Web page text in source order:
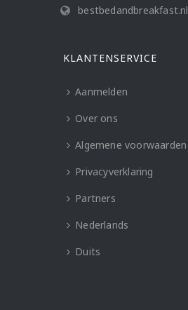
bestbedandbreakfast.nl
KLANTENSERVICE
Aanmelden
Over ons
Algemene voorwaarden
Privacyverklaring
Partners
Nederlands
Duits